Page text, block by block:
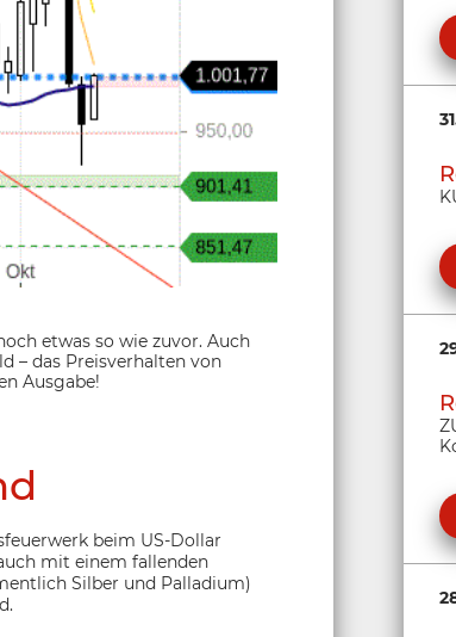
etwas so wie zuvor. Auch
– das Preisverhalten von
Ausgabe!
beim US-Dollar
mit einem fallenden
Silber und Palladium)